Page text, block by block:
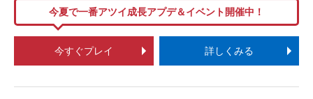
今夏で一番アツイ成長アプデ＆イベント開催中！
今すぐプレイ 詳しくみる